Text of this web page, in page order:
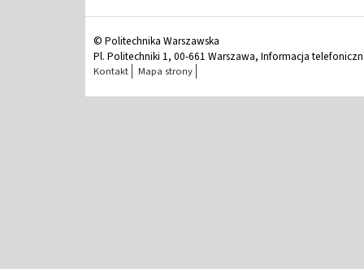
© Politechnika Warszawska
Pl. Politechniki 1, 00-661 Warszawa, Informacja
Kontakt Mapa strony